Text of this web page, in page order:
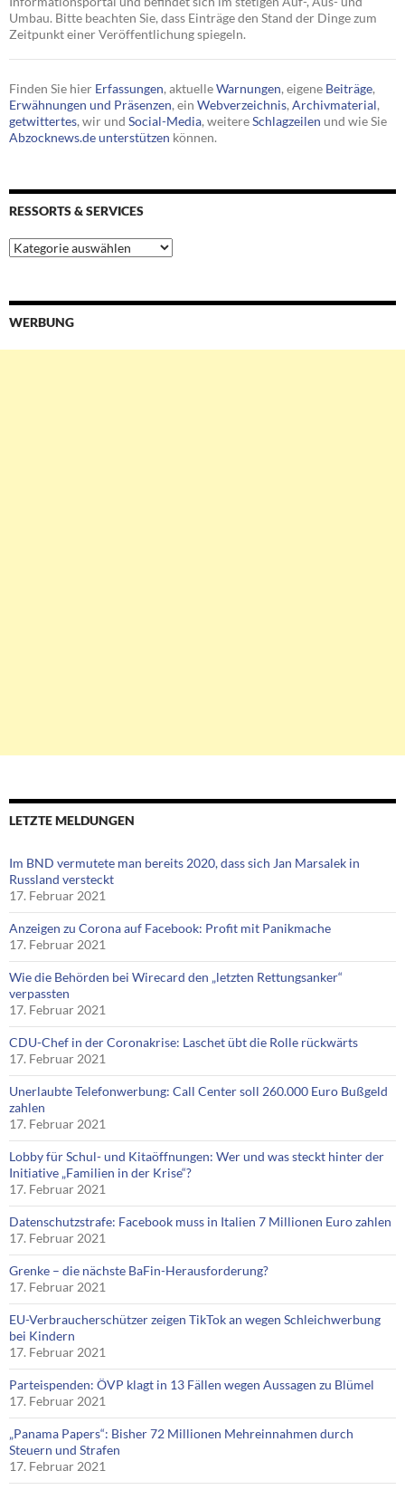
Umbau. Bitte beachten Sie, dass Einträge den Stand der Dinge zum
Zeitpunkt einer Veröffentlichung spiegeln.
Finden Sie hier Erfassungen, aktuelleWarnungen, eigene Beiträge,
Erwähnungen und Präsenzen, ein Webverzeichnis, Archivmaterial,
getwittertes, wir und Social-Media, weitereSchlagzeilen und wie Sie
Abzocknews.de unterstützen können.
RESSORTS & SERVICES
Ressorts
&
WERBUNG
LETZTE MELDUNGEN
Im BND vermutete man bereits 2020, dass sich Jan Marsalek in
Russland versteckt
17. Februar 2021
Anzeigen zu Corona auf Facebook: Profit mit Panikmache
17. Februar 2021
Wie die Behörden bei Wirecard den „letzten Rettungsanker“
verpassten
17. Februar 2021
CDU-Chef in der Coronakrise: Laschet übt die Rolle rückwärts
17. Februar 2021
Unerlaubte Telefonwerbung: Call Center soll 260.000 Euro Bußgeld
zahlen
17. Februar 2021
Lobby für Schul- und Kitaöffnungen: Wer und was steckt hinter der
Initiative „Familien in der Krise“?
17. Februar 2021
Datenschutzstrafe: Facebook muss in Italien 7 Millionen Euro zahlen
17. Februar 2021
Grenke – die nächste BaFin-Herausforderung?
17. Februar 2021
EU-Verbraucherschützer zeigen TikTok an wegen Schleichwerbung
bei Kindern
17. Februar 2021
Parteispenden: ÖVP klagt in 13 Fällen wegen Aussagen zu Blümel
17. Februar 2021
„Panama Papers“: Bisher 72 Millionen Mehreinnahmen durch
Steuern und Strafen
17. Februar 2021